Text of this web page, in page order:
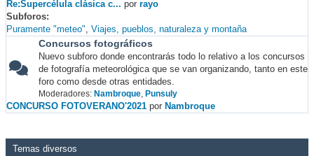
Re:Supercélula clásica c... por rayo
Subforos
Puramente "meteo" Viajes, pueblos, naturaleza y montaña
Concursos fotográficos
Nuevo subforo donde encontrarás todo lo relativo a los concursos
de fotografía meteorológica que se van organizando, tanto en este
foro como desde otras entidades.
Moderadores: Nambroque, Punsuly
CONCURSO FOTOVERANO'2021 por Nambroque
Temas diversos